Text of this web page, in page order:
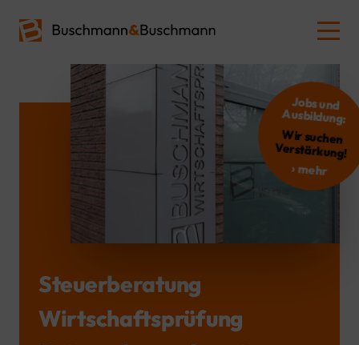
Jobs und
Ausbildung:
Wir suchen
Verstärkung!
› mehr
Steuerberatung
Wirtschafts­prüfung